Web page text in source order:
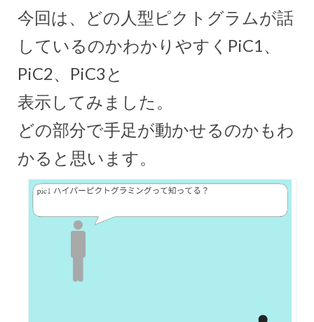
今回は、どの人型ピクトグラムが話
しているのかわかりやすくPiC1、
PiC2、PiC3と
表示してみました。
どの部分で手足が動かせるのかもわ
かると思います。